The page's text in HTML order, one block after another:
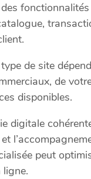
de site
de
disponibles.
digitale
peut
ligne.